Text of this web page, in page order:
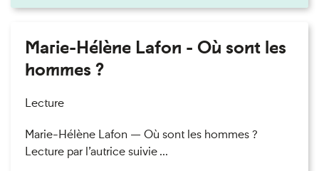
Marie-Hélène Lafon - Où sont les
hommes ?
Lecture
Marie-Hélène Lafon — Où sont les hommes ?
Lecture par l’autrice suivie ...